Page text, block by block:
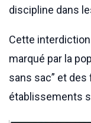
discipline dans
Cette
marqué par la
sans sac” et
établissements